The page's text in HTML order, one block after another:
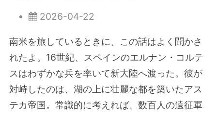
2026-04-22
南米を旅しているときに、この話はよく聞かさ
れたよ。16世紀、スペインのエルナン・コルテ
スはわずかな兵を率いて新大陸へ渡った。彼が
対峙したのは、湖の上に壮麗な都を築いたアス
テカ帝国。常識的に考えれば、数百人の遠征軍